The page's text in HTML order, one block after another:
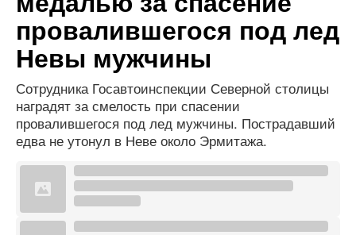
провалившегося под лед
Невы мужчины
Сотрудника Госавтоинспекции Северной столицы
наградят за смелость при спасении
провалившегося под лед мужчины. Пострадавший
едва не утонул в Неве около Эрмитажа.